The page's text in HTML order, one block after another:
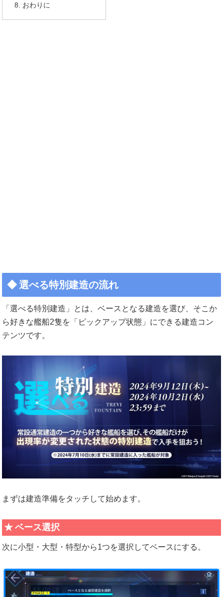
おわりに
選べる特別建造の流れ
「選べる特別建造」とは、ベースとなる建造を選び、そこか
ら好きな艦船2隻を「ピックアップ状態」にできる建造コン
テンツです。
まずは建造準備をタッチして始めます。
ベース選択
次に小型・大型・特型から1つを選択してベースにする。